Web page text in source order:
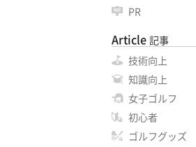
PR
Article 記事
技術向上
知識向上
女子ゴルフ
初心者
ゴルフグッズ